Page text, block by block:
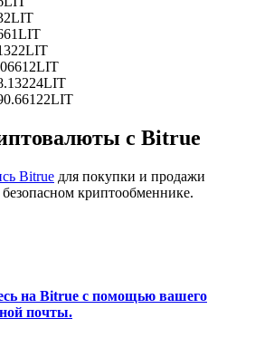
LIT
LIT
LIT
LIT
LIT
LIT
с Bitrue
Bitrue для покупки и продажи
криптообменнике.
на Bitrue с помощью вашего
почты.